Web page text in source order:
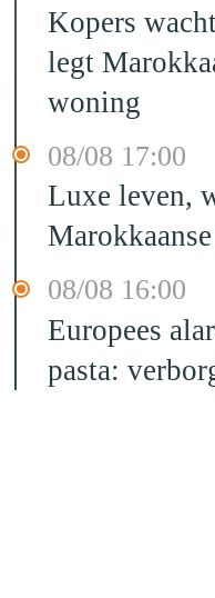
Kopers
legt
woning
08/08 17:00
Luxe leven,
08/08 16:00
Europees
pasta: